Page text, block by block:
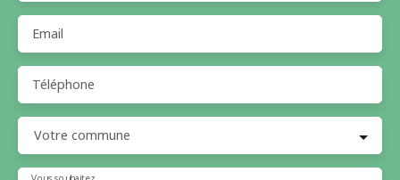
Email
Téléphone
Votre commune